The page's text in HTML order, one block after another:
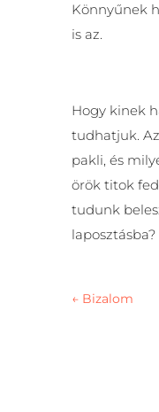
Könnyűnek
is az.
Hogy kinek
tudhatjuk.
pakli, és
örök titok
tudunk
laposztásba?
← Bizalom